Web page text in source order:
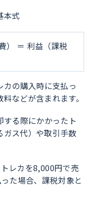
本式
） ＝ 利益（課税
の購入時に支払っ
などが含まれます。
る際にかかったト
ガス代）や取引手数
レカを8,000円で売
た場合、課税対象と